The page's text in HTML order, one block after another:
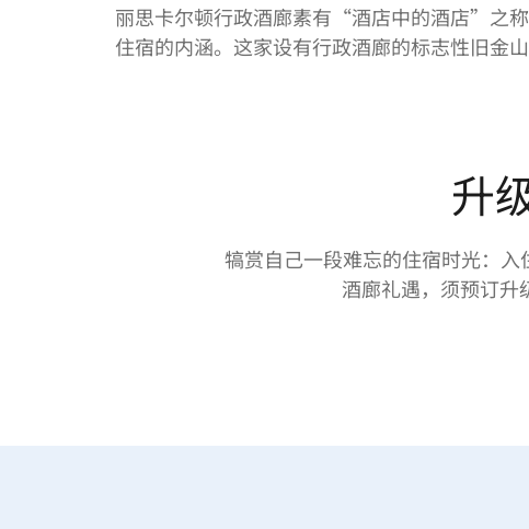
丽思卡尔顿行政酒廊素有“酒店中的酒店”之
住宿的内涵。这家设有行政酒廊的标志性旧金
升
犒赏自己一段难忘的住宿时光：
酒廊礼遇，须预订升